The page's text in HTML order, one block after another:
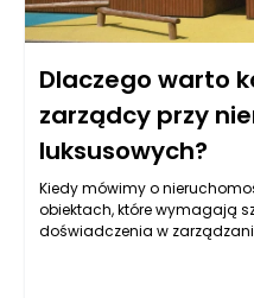
Dlaczego warto
zarządcy przy
luksusowych?
Kiedy mówimy o
obiektach, które wymagają
doświadczenia w